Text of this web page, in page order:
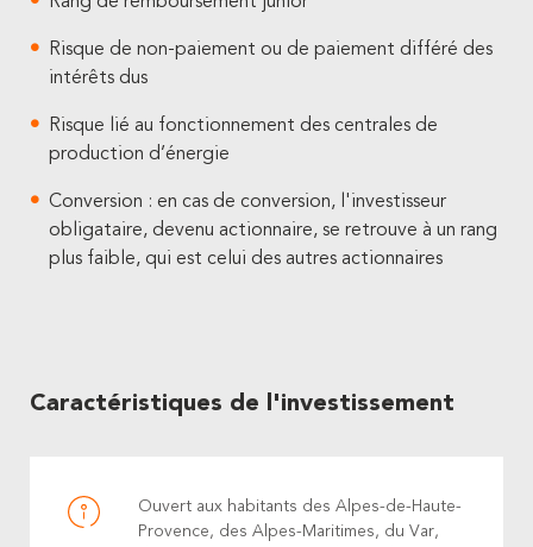
Risque de non-paiement ou de paiement différé des
intérêts dus
Risque lié au fonctionnement des centrales de
production d’énergie
Conversion : en cas de conversion, l'investisseur
obligataire, devenu actionnaire, se retrouve à un rang
plus faible, qui est celui des autres actionnaires
Caractéristiques de l'investissement
Ouvert aux habitants des Alpes-de-Haute-
Provence, des Alpes-Maritimes, du Var,